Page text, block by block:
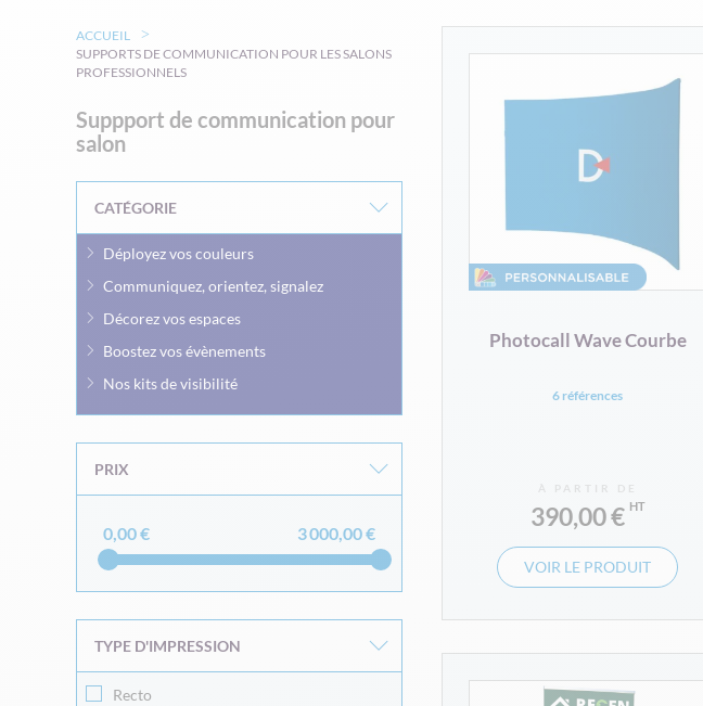
Photocall Wave Courbe
6 références
À PARTIR DE
390,00 €
VOIR LE PRODUIT
ACCUEIL
SUPPORTS DE COMMUNICATION POUR LES SALONS
PROFESSIONNELS
Suppport de communication pour
salon
CATÉGORIE
Déployez vos couleurs
Communiquez, orientez, signalez
Décorez vos espaces
Boostez vos évènements
Nos kits de visibilité
PRIX
0,00 € 3 000,00 €
TYPE D'IMPRESSION
Recto